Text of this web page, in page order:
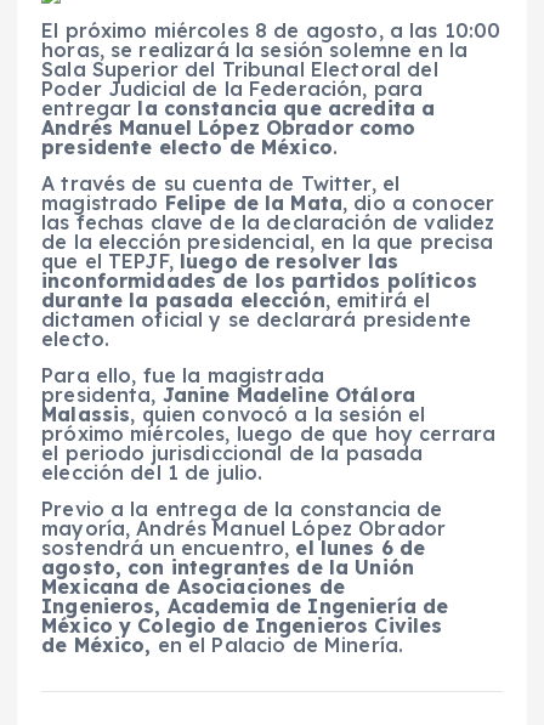
El próximo miércoles 8 de agosto, a las 10:00
horas, se realizará la sesión solemne en la
Sala Superior del Tribunal Electoral del
Poder Judicial de la Federación, para
entregar la constancia que acredita a
Andrés Manuel López Obrador como
presidente electo de México.
A través de su cuenta de Twitter, el
magistrado Felipe de la Mata, dio a conocer
las fechas clave de la declaración de validez
de la elección presidencial, en la que precisa
que el TEPJF, luego de resolver las
inconformidades de los partidos políticos
durante la pasada elección, emitirá el
dictamen oficial y se declarará presidente
electo.
Para ello, fue la magistrada
presidenta, Janine Madeline Otálora
Malassis, quien convocó a la sesión el
próximo miércoles, luego de que hoy cerrara
el periodo jurisdiccional de la pasada
elección del 1 de julio.
Previo a la entrega de la constancia de
mayoría, Andrés Manuel López Obrador
sostendrá un encuentro, el lunes 6 de
agosto, con integrantes de la Unión
Mexicana de Asociaciones de
Ingenieros, Academia de Ingeniería de
México y Colegio de Ingenieros Civiles
de México, en el Palacio de Minería.